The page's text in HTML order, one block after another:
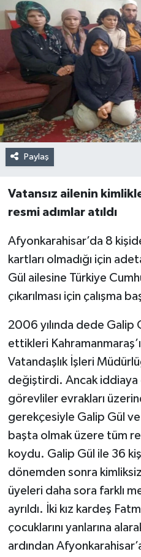
Paylaş
Vatansız ailenin
resmi adımlar atıldı
Afyonkarahisar’da 8
kartları olmadığı için
Gül ailesine Türkiye
çıkarılması için çalışma
2006 yılında dede Galip
ettikleri
Vatandaşlık İşleri
değiştirdi. Ancak
görevliler evrakları
gerekçesiyle Galip Gül
başta olmak üzere tüm
koydu. Galip Gül ile 36
dönemden sonra
üyeleri daha sora farklı
ayrıldı. İki kız kardeş
çocuklarını yanlarına
ardından